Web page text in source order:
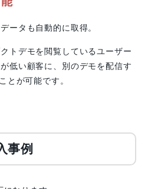
ータも自動的に取得。
トデモを閲覧しているユーザー
低い顧客に、別のデモを配信す
とが可能です。
事例